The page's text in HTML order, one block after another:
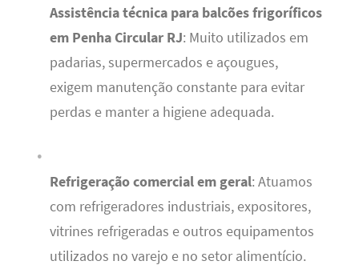
Assistência técnica para balcões frigoríficos
em Penha Circular RJ: Muito utilizados em
padarias, supermercados e açougues,
exigem manutenção constante para evitar
perdas e manter a higiene adequada.
Refrigeração comercial em geral: Atuamos
com refrigeradores industriais, expositores,
vitrines refrigeradas e outros equipamentos
utilizados no varejo e no setor alimentício.